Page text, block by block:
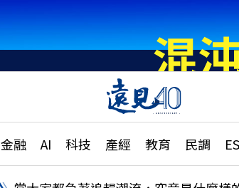
金融 AI 科技 產經 教育 民調
國際
特輯
大學升學、職涯攻略
縣市施政調查全解析
民調